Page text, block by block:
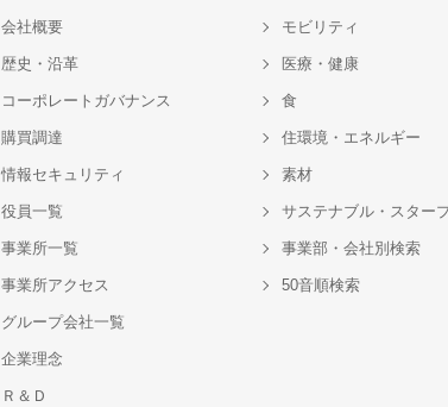
会社概要
歴史・沿革
コーポレートガバナンス
購買調達
情報セキュリティ
役員一覧
事業所一覧
事業所アクセス
グループ会社一覧
企業理念
Ｒ＆Ｄ
モビリティ
医療・健康
食
住環境・エネルギー
素材
サステナブル・スター
事業部・会社別検索
50音順検索